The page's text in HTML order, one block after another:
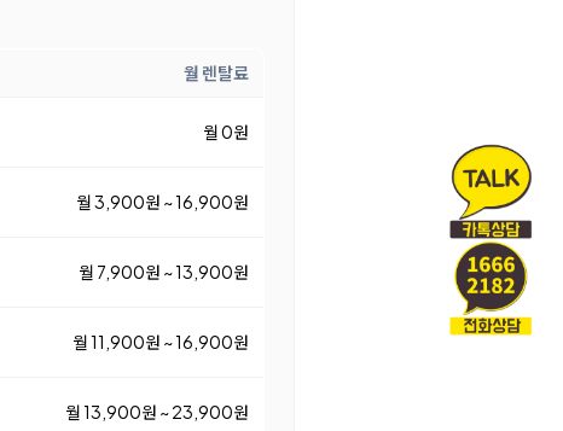
월 렌탈료
월 0원
월 3,900원 ~ 16,900원
월 7,900원 ~ 13,900원
월 11,900원 ~ 16,900원
월 13,900원 ~ 23,900원